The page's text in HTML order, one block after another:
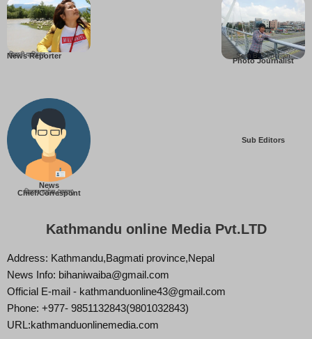
News Reporter
बिहानी पाख्रिन
Photo Journalist
Som B. Lopchan
News
Chief/Correspont
बिज्ञान वाईबा (ममता)
Sub Editors
Kathmandu online Media Pvt.LTD
Address: Kathmandu,Bagmati province,Nepal
News Info: bihaniwaiba@gmail.com
Official E-mail - kathmanduonline43@gmail.com
Phone: +977- 9851132843(9801032843)
URL:kathmanduonlinemedia.com